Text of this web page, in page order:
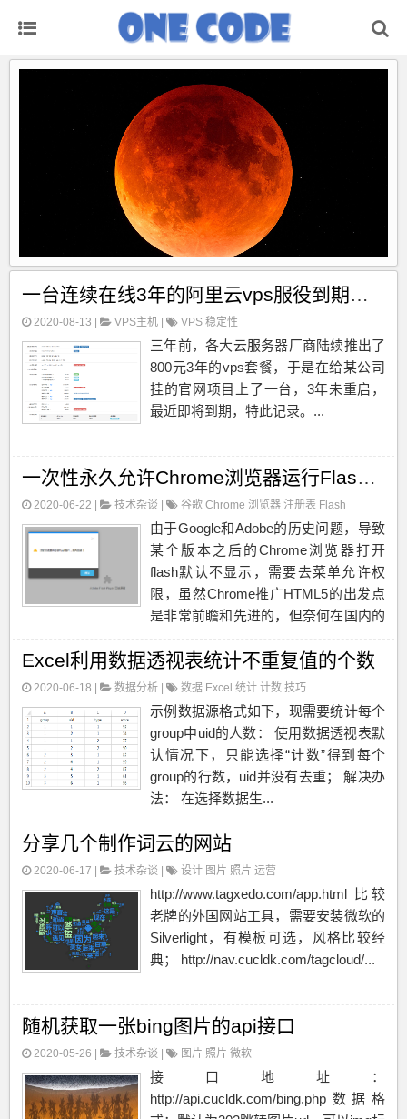
一台连续在线3年的阿里云vps服役到期特此记录
2020-08-13 | VPS主机 | VPS 稳定性
三年前，各大云服务器厂商陆续推出了
800元3年的vps套餐，于是在给某公司
挂的官网项目上了一台，3年未重启，
最近即将到期，特此记录。...
一次性永久允许Chrome浏览器运行Flash权限
2020-06-22 | 技术杂谈 | 谷歌 Chrome 浏览器 注册表 Flash
由于Google和Adobe的历史问题，导致
某个版本之后的Chrome浏览器打开
flash默认不显示，需要去菜单允许权
限，虽然Chrome推广HTML5的出发点
是非常前瞻和先进的，但奈何在国内的
公用到的网站还是有很多用到Flash交
互的地方，每次都要允许就很麻烦，
于...
Excel利用数据透视表统计不重复值的个数
2020-06-18 | 数据分析 | 数据 Excel 统计 计数 技巧
示例数据源格式如下，现需要统计每个
group中uid的人数： 使用数据透视表默
认情况下，只能选择“计数”得到每个
group的行数，uid并没有去重； 解决办
法： 在选择数据生...
分享几个制作词云的网站
2020-06-17 | 技术杂谈 | 设计 图片 照片 运营
http://www.tagxedo.com/app.html 比较
老牌的外国网站工具，需要安装微软的
Silverlight，有模板可选，风格比较经
典； http://nav.cucldk.com/tagcloud/...
随机获取一张bing图片的api接口
2020-05-26 | 技术杂谈 | 图片 照片 微软
接口地址：
http://api.cucldk.com/bing.php数据格